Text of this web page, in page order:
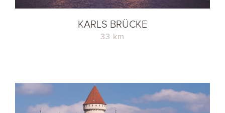
KARLS BRÜCKE
33 km